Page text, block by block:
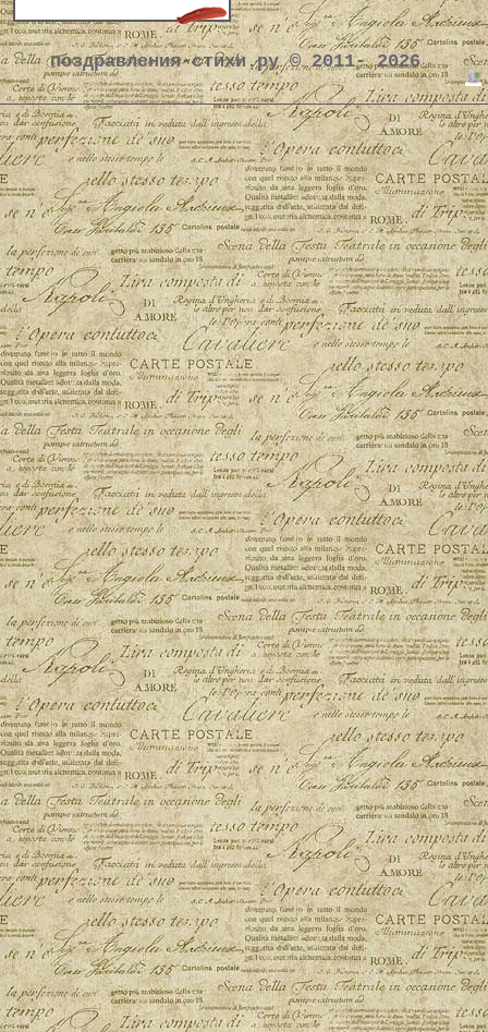
поздравления-стихи.ру © 2011- 2026